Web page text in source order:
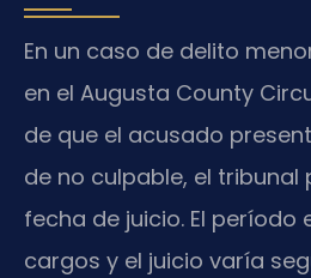
En un caso de delito
en el Augusta County
de que el acusado
de no culpable, el
fecha de juicio. El período
cargos y el juicio varía